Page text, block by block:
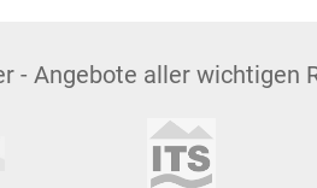
- Angebote aller